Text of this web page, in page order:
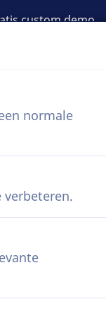
custom demo
normale
verbeteren.